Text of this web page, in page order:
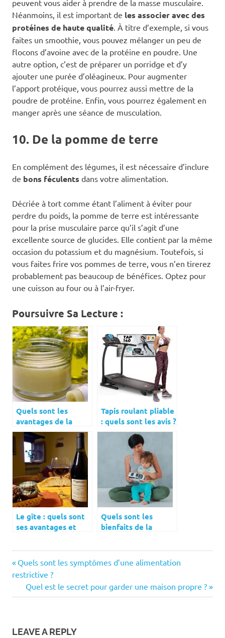
peuvent vous aider à prendre de la masse musculaire.
Néanmoins, il est important de les associer avec des
protéines de haute qualité. À titre d’exemple, si vous
faites un smoothie, vous pouvez mélanger un peu de
flocons d’avoine avec de la protéine en poudre. Une
autre option, c’est de préparer un porridge et d’y
ajouter une purée d’oléagineux. Pour augmenter
l’apport protéique, vous pourrez aussi mettre de la
poudre de protéine. Enfin, vous pourrez également en
manger après une séance de musculation.
10. De la pomme de terre
En complément des légumes, il est nécessaire d’inclure
de bons féculents dans votre alimentation.
Décriée à tort comme étant l’aliment à éviter pour
perdre du poids, la pomme de terre est intéressante
pour la prise musculaire parce qu’il s’agit d’une
excellente source de glucides. Elle contient par la même
occasion du potassium et du magnésium. Toutefois, si
vous faites frire vos pommes de terre, vous n’en tirerez
probablement pas beaucoup de bénéfices. Optez pour
une cuisson au four ou à l’air-fryer.
Poursuivre Sa Lecture :
Quels sont les
avantages de la
nutri-cosmétique ?
Tapis roulant pliable
: quels sont les avis ?
Les prix ?
Le gîte : quels sont
ses avantages et
Quels sont les
bienfaits de la
télécommandée
pour les tout-petits
Navigation
de
Previous
Post:
Quels sont les symptômes d’une alimentation
restrictive ?
Next
Post:
Quel est le secret pour garder une maison propre ?
LEAVE A REPLY